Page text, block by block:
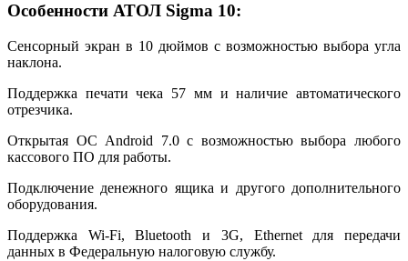
Особенности АТОЛ Sigma 10:
Сенсорный экран в 10 дюймов с возможностью выбора угла
наклона.
Поддержка печати чека 57 мм и наличие автоматического
отрезчика.
Открытая ОС Android 7.0 с возможностью выбора любого
кассового ПО для работы.
Подключение денежного ящика и другого дополнительного
оборудования.
Поддержка Wi-Fi, Bluetooth и 3G, Ethernet для передачи
данных в Федеральную налоговую службу.